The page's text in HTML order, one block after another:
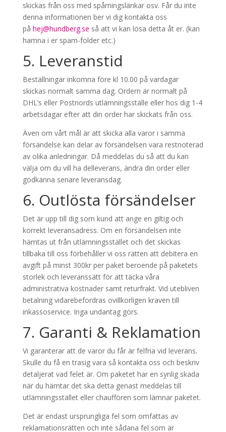
skickas från oss med spårningslänkar osv. Får du inte
denna informationen ber vi dig kontakta oss
på hej@hundberg.se så att vi kan lösa detta åt er. (kan
hamna i er spam-folder etc.)
5. Leveranstid
Beställningar inkomna före kl 10.00 på vardagar
skickas normalt samma dag. Ordern är normalt på
DHL’s eller Postnords utlämningsställe eller hos dig 1-4
arbetsdagar efter att din order har skickats från oss.
Även om vårt mål är att skicka alla varor i samma
försändelse kan delar av försändelsen vara restnoterad
av olika anledningar. Då meddelas du så att du kan
välja om du vill ha delleverans, ändra din order eller
godkänna senare leveransdag.
6. Outlösta försändelser
Det är upp till dig som kund att ange en giltig och
korrekt leveransadress. Om en försändelsen inte
hämtas ut från utlämningsstället och det skickas
tillbaka till oss förbehåller vi oss rätten att debitera en
avgift på minst 300kr per paket beroende på paketets
storlek och leveranssätt för att täcka våra
administrativa kostnader samt returfrakt. Vid utebliven
betalning vidarebefordras ovillkorligen kraven till
inkassoservice. Inga undantag görs.
7. Garanti & Reklamation
Vi garanterar att de varor du får är felfria vid leverans.
Skulle du få en trasig vara så kontakta oss och beskriv
detaljerat vad felet är. Om paketet har en synlig skada
när du hämtar det ska detta genast meddelas till
utlämningsstället eller chauffören som lämnar paketet.
Det är endast ursprungliga fel som omfattas av
reklamationsrätten och inte sådana fel som är